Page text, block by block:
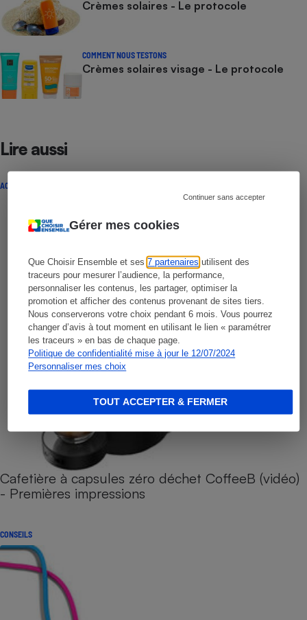
Gérer mes cookies
Que Choisir Ensemble et ses7 partenaires utilisent des
traceurs pour mesurer l’audience, la performance,
personnaliser les contenus, les partager, optimiser la
promotion et afficher des contenus provenant de sites tiers.
Nous conserverons votre choix pendant 6 mois. Vous pourrez
changer d’avis à tout moment en utilisant le lien « paramétrer
les traceurs » en bas de chaque page.
Politique de confidentialité mise à jour le 12/07/2024
Personnaliser mes choix
Continuer sans accepter
TOUT ACCEPTER & FERMER
Crèmes solaires - Le protocole
COMMENT NOUS TESTONS
Crèmes solaires visage - Le protocole
Lire aussi
ACTUALITÉ
Cafetière à capsules zéro déchet CoffeeB (vidéo)
- Premières impressions
CONSEILS